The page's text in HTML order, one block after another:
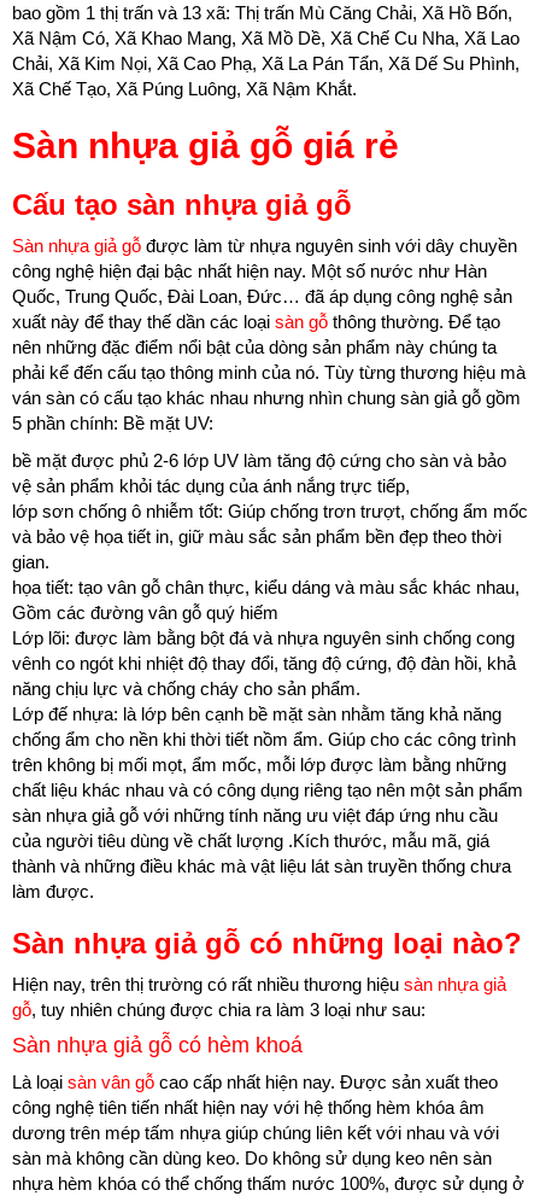
bao gồm 1 thị trấn và 13 xã: Thị trấn Mù Căng Chải, Xã Hồ Bốn,
Xã Nậm Có, Xã Khao Mang, Xã Mồ Dề, Xã Chế Cu Nha, Xã Lao
Chải, Xã Kim Nọi, Xã Cao Phạ, Xã La Pán Tẩn, Xã Dế Su Phình,
Xã Chế Tạo, Xã Púng Luông, Xã Nậm Khắt.
Sàn nhựa giả gỗ giá rẻ
Cấu tạo sàn nhựa giả gỗ
Sàn nhựa giả gỗ được làm từ nhựa nguyên sinh với dây chuyền
công nghệ hiện đại bậc nhất hiện nay. Một số nước như Hàn
Quốc, Trung Quốc, Đài Loan, Đức… đã áp dụng công nghệ sản
xuất này để thay thế dần các loại sàn gỗ thông thường. Để tạo
nên những đặc điểm nổi bật của dòng sản phẩm này chúng ta
phải kể đến cấu tạo thông minh của nó. Tùy từng thương hiệu mà
ván sàn có cấu tạo khác nhau nhưng nhìn chung sàn giả gỗ gồm
5 phần chính: Bề mặt UV:
bề mặt được phủ 2-6 lớp UV làm tăng độ cứng cho sàn và bảo
vệ sản phẩm khỏi tác dụng của ánh nắng trực tiếp,
lớp sơn chống ô nhiễm tốt: Giúp chống trơn trượt, chống ẩm mốc
và bảo vệ họa tiết in, giữ màu sắc sản phẩm bền đẹp theo thời
gian.
họa tiết: tạo vân gỗ chân thực, kiểu dáng và màu sắc khác nhau,
Gồm các đường vân gỗ quý hiếm
Lớp lõi: được làm bằng bột đá và nhựa nguyên sinh chống cong
vênh co ngót khi nhiệt độ thay đổi, tăng độ cứng, độ đàn hồi, khả
năng chịu lực và chống cháy cho sản phẩm.
Lớp đế nhựa: là lớp bên cạnh bề mặt sàn nhằm tăng khả năng
chống ẩm cho nền khi thời tiết nồm ẩm. Giúp cho các công trình
trên không bị mối mọt, ẩm mốc, mỗi lớp được làm bằng những
chất liệu khác nhau và có công dụng riêng tạo nên một sản phẩm
sàn nhựa giả gỗ với những tính năng ưu việt đáp ứng nhu cầu
của người tiêu dùng về chất lượng .Kích thước, mẫu mã, giá
thành và những điều khác mà vật liệu lát sàn truyền thống chưa
làm được.
Sàn nhựa giả gỗ có những loại nào?
Hiện nay, trên thị trường có rất nhiều thương hiệu sàn nhựa giả
gỗ, tuy nhiên chúng được chia ra làm 3 loại như sau:
Sàn nhựa giả gỗ có hèm khoá
Là loại sàn vân gỗ cao cấp nhất hiện nay. Được sản xuất theo
công nghệ tiên tiến nhất hiện nay với hệ thống hèm khóa âm
dương trên mép tấm nhựa giúp chúng liên kết với nhau và với
sàn mà không cần dùng keo. Do không sử dụng keo nên sàn
nhựa hèm khóa có thể chống thấm nước 100%, được sử dụng ở